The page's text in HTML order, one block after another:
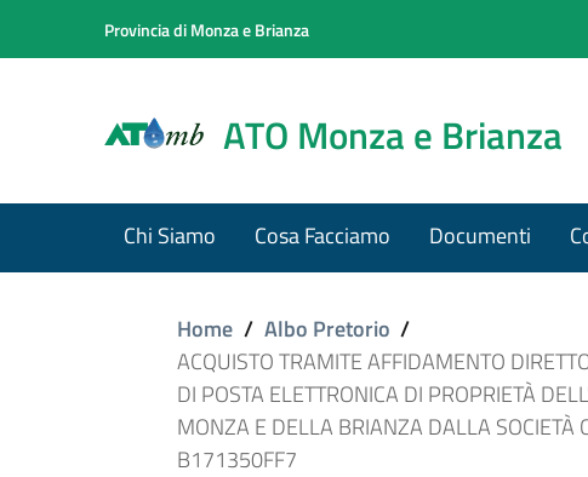
Provincia di Monza e Brianza
ATO Monza e Brianza
Chi Siamo Cosa Facciamo Documenti
Home / Albo Pretorio /
ACQUISTO TRAMITE AFFIDAMENTO
DI POSTA ELETTRONICA DI PROPRIETÀ
MONZA E DELLA BRIANZA DALLA SOCIETÀ
B171350FF7